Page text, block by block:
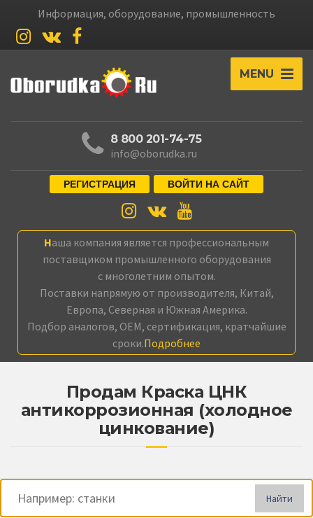
Информация, оборудование, промышленность
MENU
8 800 201-74-75
info@oborudka.ru
РЕГИСТРАЦИЯ ВОЙТИ НА САЙТ
Наша компания является профессиональным
поставщиком промышленного оборудования
с многолетним опытом.
Поставки напрямую от производителя, Китай,
Европа, Северная и Южная Америка.
Подбор аналогов, OEM, сертификация, кратчайшие
сроки.Подробнее
Продам Краска ЦНК
антикоррозионная (холодное
цинкование)
Найти